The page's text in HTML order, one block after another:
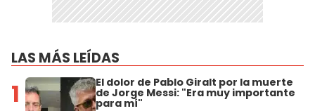
LAS MÁS LEÍDAS
1 El dolor de Pablo Giralt por la muerte
de Jorge Messi: "Era muy importante
para mí"